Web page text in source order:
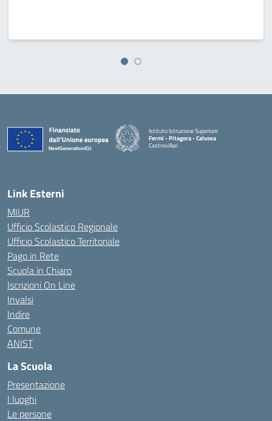
Istituto Istruzione Superiore
Fermi - Pitagora - Calvosa
Castrovillari
Link Esterni
MIUR
Ufficio Scolastico Regionale
Ufficio Scolastico Territoriale
Pago in Rete
Scuola in Chiaro
Iscrizioni On Line
Invalsi
Indire
Comune
ANIST
La Scuola
Presentazione
I luoghi
Le persone